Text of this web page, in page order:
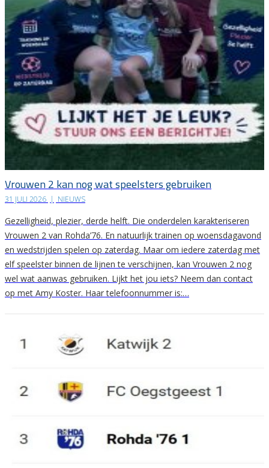
Vrouwen 2 kan nog wat speelsters gebruiken
31 JULI 2026 | NIEUWS
Gezelligheid, plezier, derde helft. Die onderdelen karakteriseren
Vrouwen 2 van Rohda’76. En natuurlijk trainen op woensdagavond
en wedstrijden spelen op zaterdag. Maar om iedere zaterdag met
elf speelster binnen de lijnen te verschijnen, kan Vrouwen 2 nog
wel wat aanwas gebruiken. Lijkt het jou iets? Neem dan contact
op met Amy Koster. Haar telefoonnummer is:…